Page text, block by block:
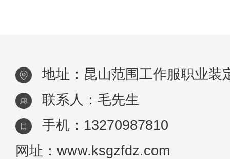
可能伴有风
地址：昆山范围工作服职业装
联系人：毛先生
手机：13270987810
网址：www.ksgzfdz.com